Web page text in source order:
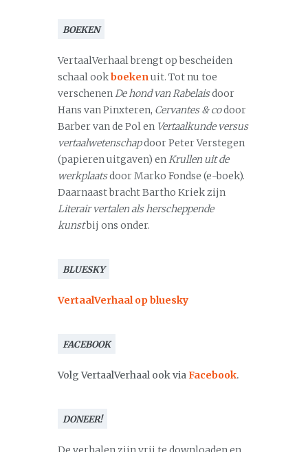
BOEKEN
VertaalVerhaal brengt op bescheiden
schaal ookboekenuit. Tot nu toe
verschenenDe hond van Rabelaisdoor
Hans van Pinxteren, Cervantes & codoor
Barber van de Pol en Vertaalkunde versus
vertaalwetenschapdoor Peter Verstegen
(papieren uitgaven) enKrullen uit de
werkplaatsdoor Marko Fondse (e-boek).
Daarnaast bracht Bartho Kriek zijn
Literair vertalen als herscheppende
kunstbij ons onder.
BLUESKY
VertaalVerhaal op bluesky
FACEBOOK
Volg VertaalVerhaal ook viaFacebook.
DONEER!